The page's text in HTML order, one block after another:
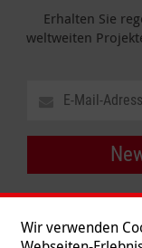
Erhalten Sie
weltweiten
Wir verwenden